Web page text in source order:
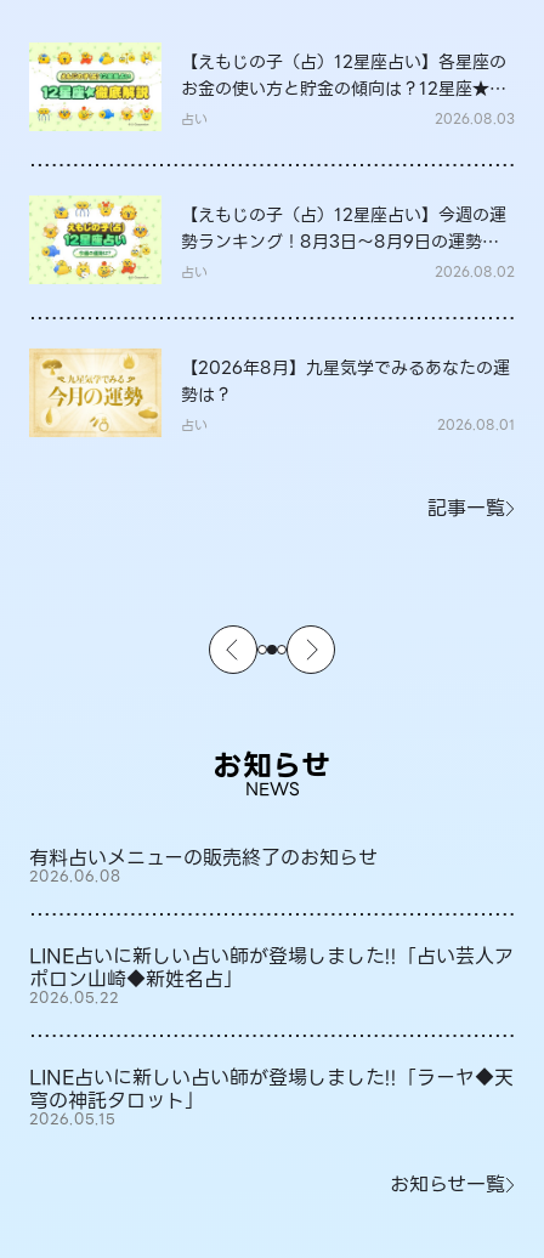
【えもじの子（占）12星座占い】各星座の
お金の使い方と貯金の傾向は？12星座★徹
底解説
占い 2026.08.03
【えもじの子（占）12星座占い】今週の運
勢ランキング！8月3日～8月9日の運勢
は？
占い 2026.08.02
【2026年8月】九星気学でみるあなたの運
勢は？
占い 2026.08.01
記事一覧
お知らせ
NEWS
有料占いメニューの販売終了のお知らせ
2026.06.08
LINE占いに新しい占い師が登場しました!!「占い芸人ア
ポロン山崎◆新姓名占」
2026.05.22
LINE占いに新しい占い師が登場しました!!「ラーヤ◆天
穹の神託タロット」
2026.05.15
お知らせ一覧